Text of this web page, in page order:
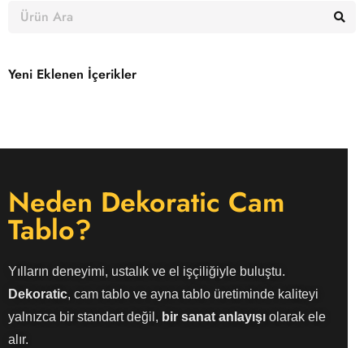
Yeni Eklenen İçerikler
Neden Dekoratic Cam
Tablo?
Yılların deneyimi, ustalık ve el işçiliğiyle buluştu.
Dekoratic, cam tablo ve ayna tablo üretiminde kaliteyi
yalnızca bir standart değil, bir sanat anlayışı olarak ele
alır.